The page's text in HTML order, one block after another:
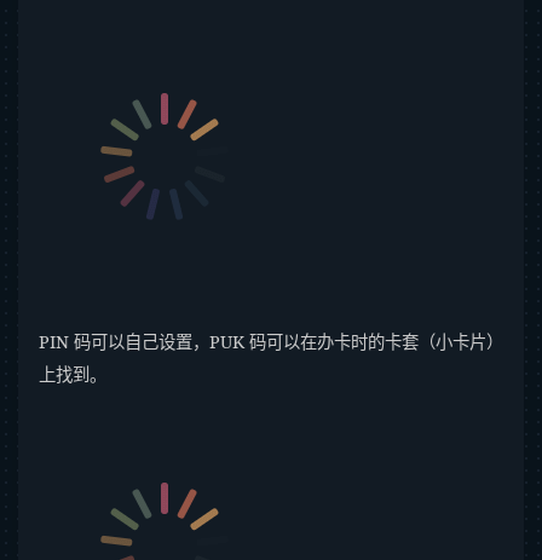
PIN 码可以自己设置，PUK 码可以在办卡时的卡套（小卡片）
上找到。